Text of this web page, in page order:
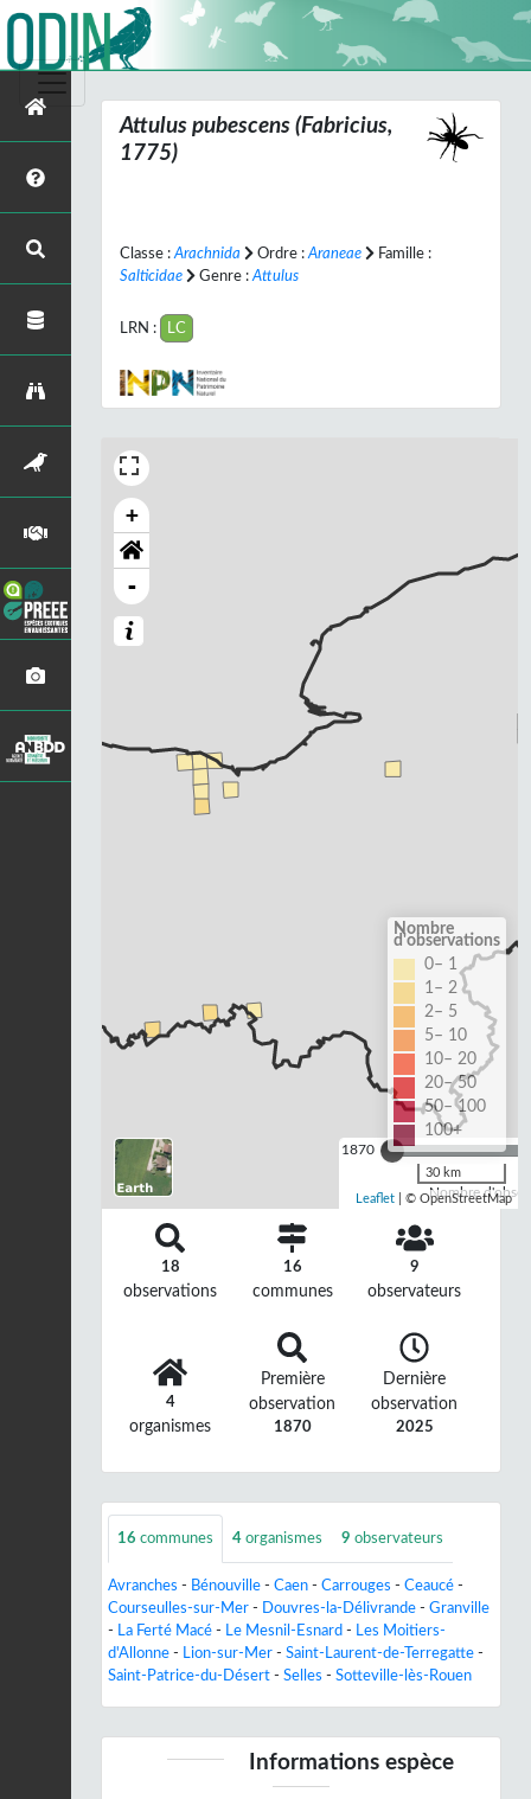
Attulus pubescens (Fabricius,
1775)
Classe : Arachnida Ordre : Araneae
Famille :
Salticidae
Genre : Attulus
LRN : LC
+
-
1870
Nombre
Nombre
d'observations
0– 1
1– 2
2– 5
5– 10
10– 20
20– 50
50– 100
100+
30 km
Leaflet | © OpenStreetMap
18
observations
16
communes
9
observateurs
4
organismes
Première
observation
1870
Dernière
observation
2025
16 communes 4 organismes 9 observateurs
Avranches - Bénouville - Caen - Carrouges - Ceaucé -
Courseulles-sur-Mer - Douvres-la-Délivrande - Granville
- La Ferté Macé - Le Mesnil-Esnard - Les Moitiers-
d'Allonne - Lion-sur-Mer - Saint-Laurent-de-Terregatte -
Saint-Patrice-du-Désert - Selles - Sotteville-lès-Rouen
Informations espèce